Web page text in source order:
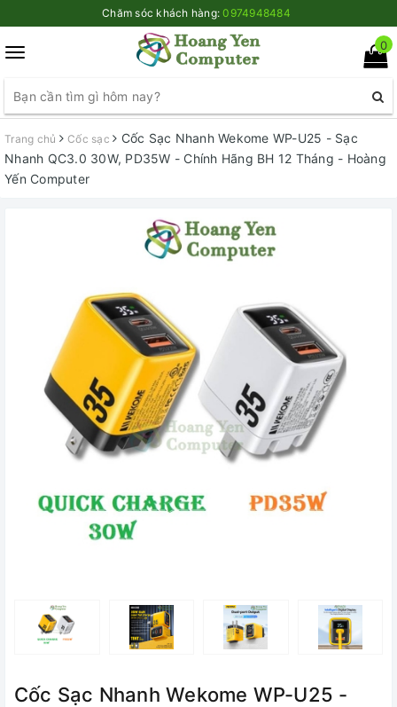
Chăm sóc khách hàng:0974948484
Toggle
0
Trang chủ Cốc sạc
Cốc Sạc Nhanh Wekome WP-U25 - Sạc
Nhanh QC3.0 30W, PD35W - Chính Hãng BH 12 Tháng - Hoàng
Yến Computer
Cốc Sạc Nhanh Wekome WP-U25 -